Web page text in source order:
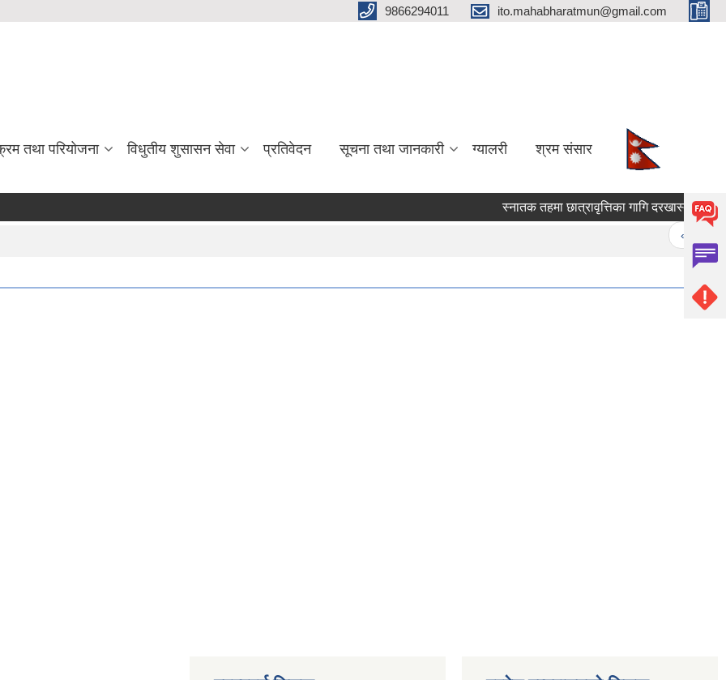
9866294011 ito.mahabharatmun@gmail.com
तथा परियोजना विधुतीय शुसासन सेवा प्रतिवेदन सूचना तथा जानकारी ग्यालरी श्रम संसार
स्‍नातक तहमा छात्रावृत्तिका गागि दरखास्त पेश गर्ने
« first